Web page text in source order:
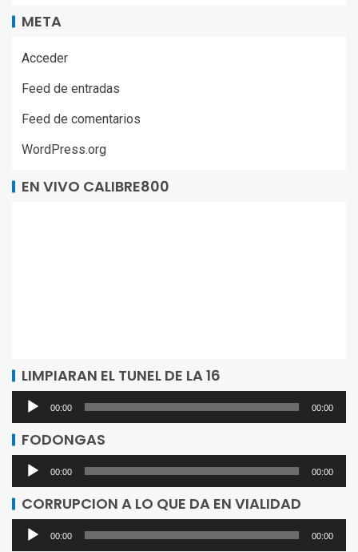
META
Acceder
Feed de entradas
Feed de comentarios
WordPress.org
EN VIVO CALIBRE800
LIMPIARAN EL TUNEL DE LA 16
Reproductor
de
audio
00:00 00:00
FODONGAS
Reproductor
de
audio
00:00 00:00
CORRUPCION A LO QUE DA EN VIALIDAD
Reproductor
00:00 00:00